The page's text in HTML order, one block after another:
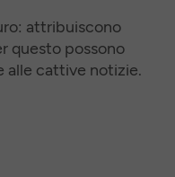
attribuiscono
questo possono
alle cattive notizie.